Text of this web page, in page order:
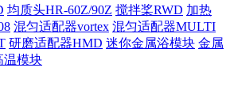
均质头HR-60Z/90Z 搅拌桨RWD 加热
混匀适配器vortex 混匀适配器MULTI
研磨适配器HMD 迷你金属浴模块 金属
温模块